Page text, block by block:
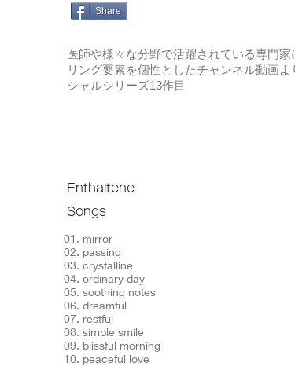
Share
医師や様々な分野で活躍されている専門
リング要素を個性としたチャンネル動画
シャルシリーズ13作目
Enthaltene
Songs
01. mirror
02. passing
03. crystalline
04. ordinary day
05. soothing notes
06. dreamful
07. restful
08. simple smile
09. blissful morning
10. peaceful love